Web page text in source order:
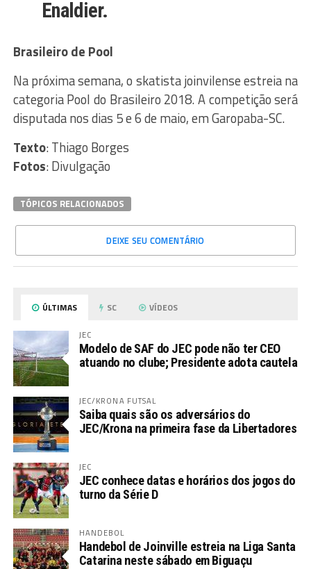
Enaldier.
Brasileiro de Pool
Na próxima semana, o skatista joinvilense estreia na
categoria Pool do Brasileiro 2018. A competição será
disputada nos dias 5 e 6 de maio, em Garopaba-SC.
Texto: Thiago Borges
Fotos: Divulgação
TÓPICOS RELACIONADOS
DEIXE SEU COMENTÁRIO
ÚLTIMAS SC VÍDEOS
JEC
Modelo de SAF do JEC pode não ter CEO
atuando no clube; Presidente adota cautela
JEC/KRONA FUTSAL
Saiba quais são os adversários do
JEC/Krona na primeira fase da Libertadores
JEC
JEC conhece datas e horários dos jogos do
turno da Série D
HANDEBOL
Handebol de Joinville estreia na Liga Santa
Catarina neste sábado em Biguaçu